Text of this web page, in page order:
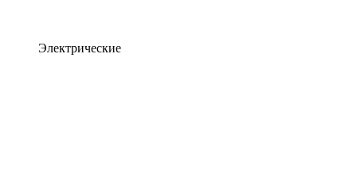
Электрические